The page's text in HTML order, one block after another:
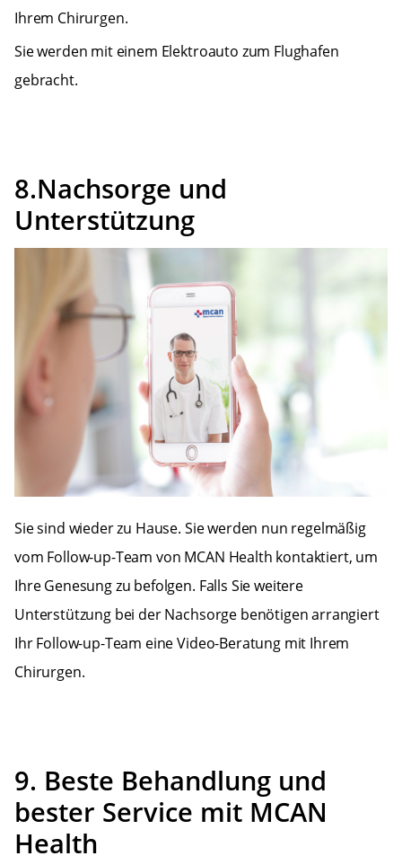
Ihrem Chirurgen.
Sie werden mit einem Elektroauto zum Flughafen
gebracht.
8.Nachsorge und
Unterstützung
Sie sind wieder zu Hause. Sie werden nun regelmäßig
vom Follow-up-Team von MCAN Health kontaktiert, um
Ihre Genesung zu befolgen. Falls Sie weitere
Unterstützung bei der Nachsorge benötigen arrangiert
Ihr Follow-up-Team eine Video-Beratung mit Ihrem
Chirurgen.
9. Beste Behandlung und
bester Service mit MCAN
Health